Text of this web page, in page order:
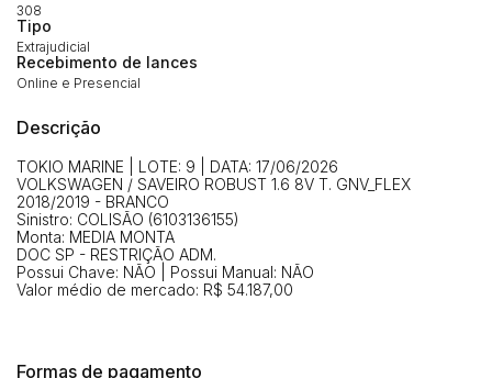
308
Tipo
Extrajudicial
Recebimento de lances
Online e Presencial
Descrição
TOKIO MARINE | LOTE: 9 | DATA: 17/06/2026
VOLKSWAGEN / SAVEIRO ROBUST 1.6 8V T. GNV_FLEX
2018/2019 - BRANCO
Sinistro: COLISÃO (6103136155)
Monta: MEDIA MONTA
DOC SP - RESTRIÇÃO ADM.
Possui Chave: NÃO | Possui Manual: NÃO
Valor médio de mercado: R$ 54.187,00
Formas de pagamento
14/04/2025 18:43:11